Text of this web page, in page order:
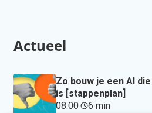
Actueel
Zo bouw je een AI
is [stappenplan]
08:00· 6 min·